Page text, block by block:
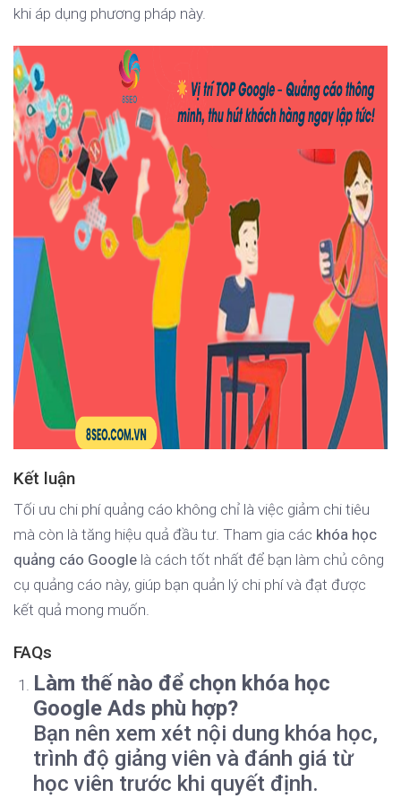
khi áp dụng phương pháp này.
Kết luận
Tối ưu chi phí quảng cáo không chỉ là việc giảm chi tiêu
mà còn là tăng hiệu quả đầu tư. Tham gia các khóa học
quảng cáo Google là cách tốt nhất để bạn làm chủ công
cụ quảng cáo này, giúp bạn quản lý chi phí và đạt được
kết quả mong muốn.
FAQs
Làm thế nào để chọn khóa học
Google Ads phù hợp?
Bạn nên xem xét nội dung khóa học,
trình độ giảng viên và đánh giá từ
học viên trước khi quyết định.